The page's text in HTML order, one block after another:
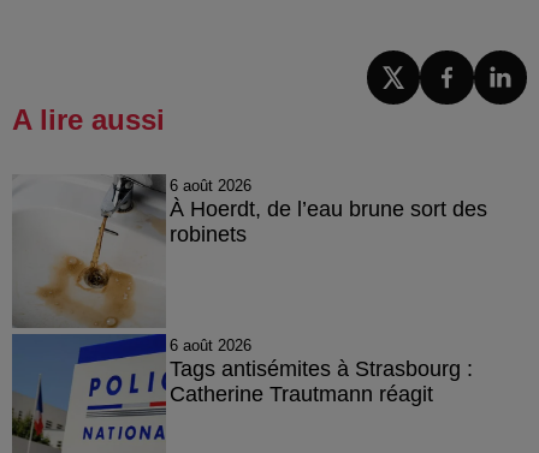
A lire aussi
6 août 2026
À Hoerdt, de l’eau brune sort des
robinets
6 août 2026
Tags antisémites à Strasbourg :
Catherine Trautmann réagit